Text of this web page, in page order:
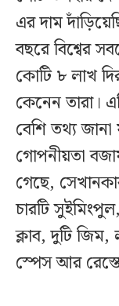
এর দাম
বছরে বিশ্বের
কোটি ৮ লাখ
কেনেন তারা।
বেশি তথ্য জানা
গোপনীয়তা
গেছে,
চারটি
ক্লাব, দুটি জিম,
স্পেস আর